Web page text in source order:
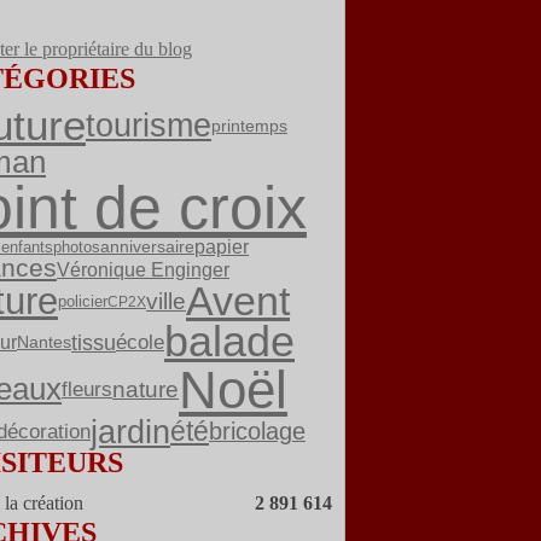
le propriétaire du blog
tourismeprintemps
de croix
photosanniversairepapier
Véronique Enginger
policierCP2XvilleAvent
Nantestissuécole balade
fleursnatureNoël
jardinétébricolage
création 2 891 614